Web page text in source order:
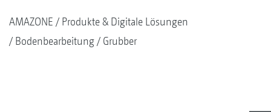
AMAZONE
Produkte & Digitale Lösungen
Bodenbearbeitung
Grubber